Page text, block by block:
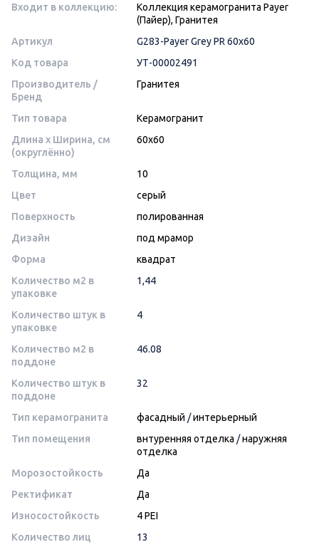
Входит в коллекцию:
Коллекция керамогранита Payer
(Пайер), Гранитея
Артикул
G283-Payer Grey PR 60х60
Код товара
УТ-00002491
Производитель /
Бренд
Гранитея
Тип товара
Керамогранит
Длина x Ширина, см
(округлённо)
60x60
Толщина, мм
10
Цвет
серый
Поверхность
полированная
Дизайн
под мрамор
Форма
квадрат
Количество м2 в
упаковке
1,44
Количество штук в
упаковке
4
Количество м2 в
поддоне
46.08
Количество штук в
поддоне
32
Тип керамогранита фасадный /интерьерный
Тип помещения
внтуренняя отделка /наружняя
отделка
Морозостойкость
Да
Ректификат
Да
Износостойкость
4 PEI
Количество лиц
13